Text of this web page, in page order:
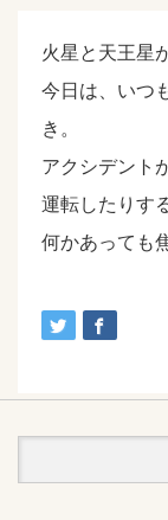
火星と天王星
今日は、いつ
き。
アクシデント
運転したりす
何かあっても